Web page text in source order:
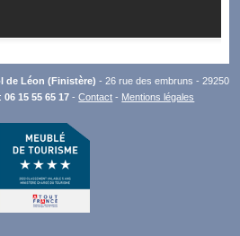
de Léon (Finistère) - 26 rue des embruns - 29250
:06 15 55 65 17 -Contact - Mentions légales